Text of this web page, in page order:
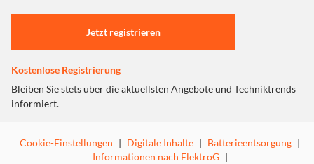
Einstellungen anpassen
Jetzt registrieren
Kostenlose Registrierung
Bleiben Sie stets über die aktuellsten Angebote und Techniktrends
informiert.
Cookie-Einstellungen | Digitale Inhalte | Batterieentsorgung |
Informationen nach ElektroG |